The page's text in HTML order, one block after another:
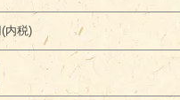
内税)